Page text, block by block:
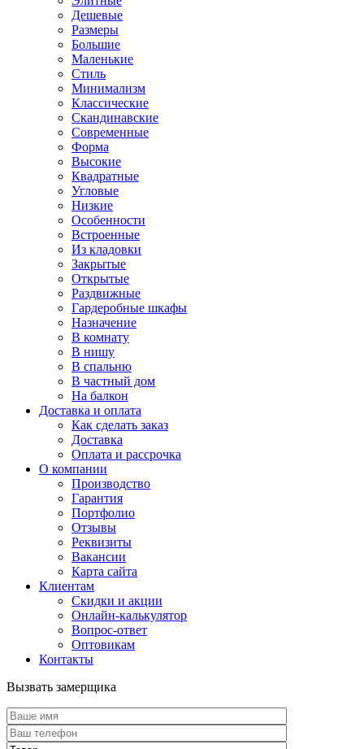
Дешевые
Размеры
Большие
Маленькие
Стиль
Минимализм
Классические
Скандинавские
Современные
Форма
Высокие
Квадратные
Угловые
Низкие
Особенности
Встроенные
Из кладовки
Закрытые
Открытые
Раздвижные
Гардеробные шкафы
Назначение
В комнату
В нишу
В спальню
В частный дом
На балкон
Доставка и оплата
Как сделать заказ
Доставка
Оплата и рассрочка
О компании
Производство
Гарантия
Портфолио
Отзывы
Реквизиты
Вакансии
Карта сайта
Клиентам
Скидки и акции
Онлайн-калькулятор
Вопрос-ответ
Оптовикам
Контакты
Вызвать замерщика